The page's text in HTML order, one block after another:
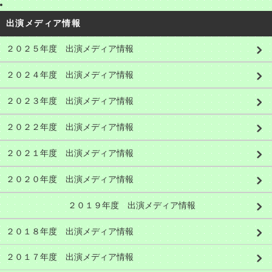
出演メディア情報
２０２５年度 出演メディア情報
２０２４年度 出演メディア情報
２０２３年度 出演メディア情報
２０２２年度 出演メディア情報
２０２１年度 出演メディア情報
２０２０年度 出演メディア情報
２０１９年度 出演メディア情報
２０１８年度 出演メディア情報
２０１７年度 出演メディア情報